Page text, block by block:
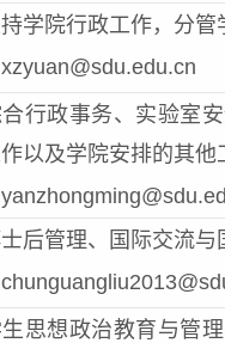
学院行政工作，分管
行政事务、实验室
以及学院安排的其他
后管理、国际交流与
思想政治教育与管